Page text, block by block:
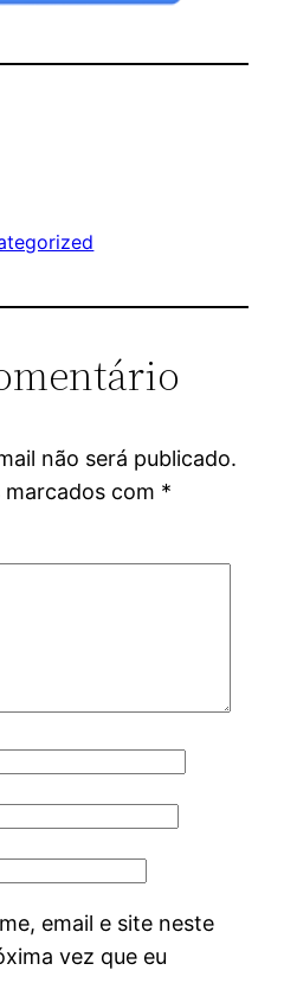
não será publicado.
com *
email e site neste
vez que eu